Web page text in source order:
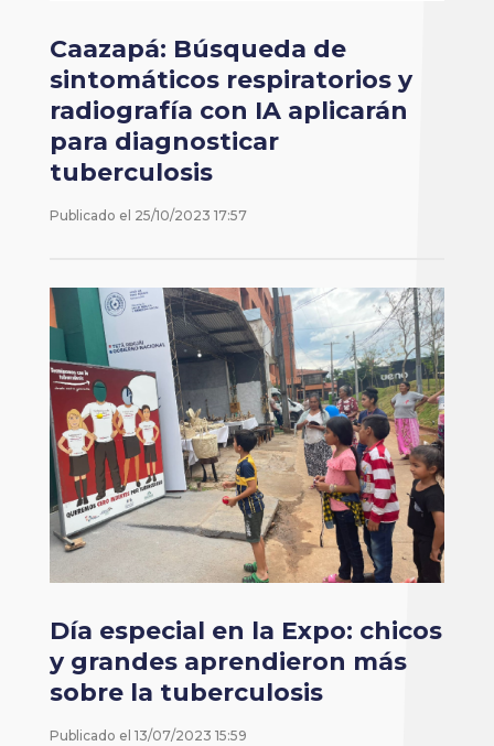
Caazapá: Búsqueda de
sintomáticos respiratorios y
radiografía con IA aplicarán
para diagnosticar
tuberculosis
Publicado el 25/10/2023 17:57
Día especial en la Expo: chicos
y grandes aprendieron más
sobre la tuberculosis
Publicado el 13/07/2023 15:59